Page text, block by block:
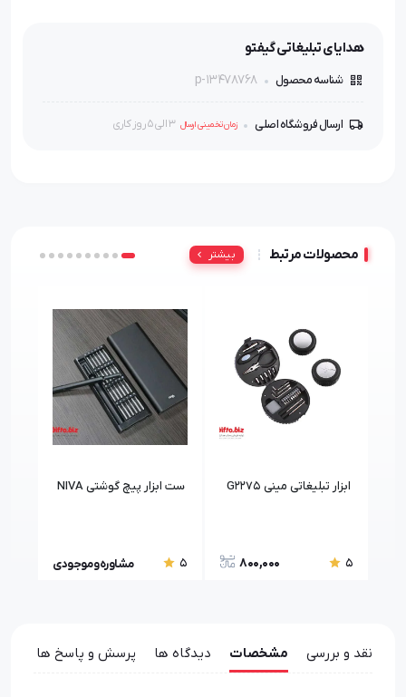
هدایای تبلیغاتی گیفتو
شناسه محصول p-13478768
ارسال فروشگاه اصلی زمان تخمینی ارسال 3 الی 5 روز کاری
محصولات مرتبط بیشتر
ابزار تبلیغاتی مینی G2275
5
800,000
ست ابزار پیچ گوشتی NIVA
5 مشاوره و موجودی
نقد و بررسی مشخصات دیدگاه ها پرسش و پاسخ ها